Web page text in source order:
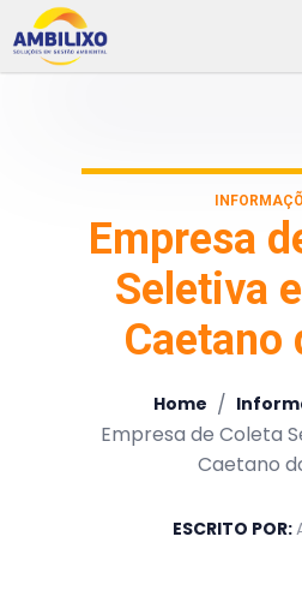
Empresa
Seletiva
Caetano
Home /
Empresa de Coleta
Caetano
ESCRITO POR: